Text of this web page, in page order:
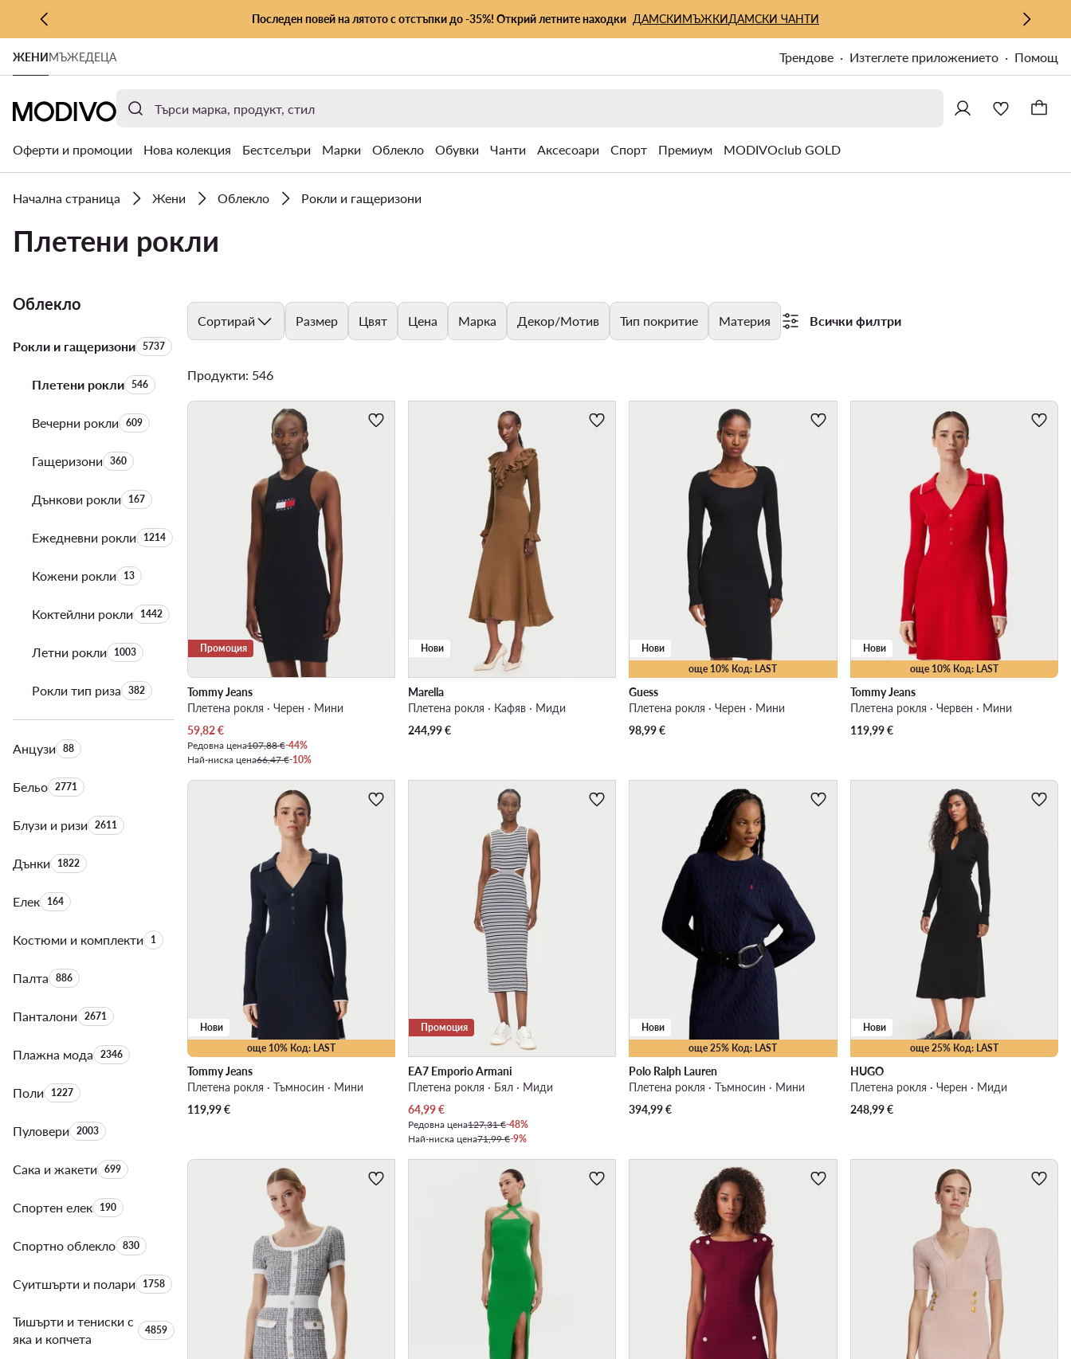
КЪМ ОСНОВНОТО СЪДЪРЖАНИЕ
КЪМ ТЪРСЕНЕ
Последен повей на лятото с отстъпки до -35%! Открий летните находки ДАМСКИМЪЖКИДАМСКИ ЧАНТИ
ЖЕНИМЪЖЕДЕЦА Трендове Изтеглете приложението Помощ
Оферти и промоции Нова колекция Бестселъри Марки Облекло Обувки Чанти Аксесоари Спорт Премиум MODIVOclub GOLD
Начална страница Жени Облекло Рокли и гащеризони
Плетени рокли
Облекло
Рокли и гащеризониБрой на продуктите:
5737
Плетени роклиБрой на продуктите:
546
Вечерни роклиБрой на продуктите:
609
ГащеризониБрой на продуктите:
360
Дънкови роклиБрой на продуктите:
167
Ежедневни роклиБрой на продуктите:
1214
Кожени роклиБрой на продуктите:
13
Коктейлни роклиБрой на продуктите:
1442
Летни роклиБрой на продуктите:
1003
Рокли тип ризаБрой на продуктите:
382
АнцузиБрой на продуктите:
88
БельоБрой на продуктите:
2771
Блузи и ризиБрой на продуктите:
2611
ДънкиБрой на продуктите:
1822
ЕлекБрой на продуктите:
164
Костюми и комплектиБрой на продуктите:
1
ПалтаБрой на продуктите:
886
ПанталониБрой на продуктите:
2671
Плажна модаБрой на продуктите:
2346
ПолиБрой на продуктите:
1227
ПуловериБрой на продуктите:
2003
Сака и жакетиБрой на продуктите:
699
Спортен елекБрой на продуктите:
190
Спортно облеклоБрой на продуктите:
830
Суитшърти и полариБрой на продуктите:
1758
Тишърти и тениски с
яка и копчета
Брой на продуктите:
4859
Сортирай Размер Цвят Цена Марка Декор/Мотив Тип покритие Материя Всички филтри
Продукти: 546
Промоция
Tommy Jeans
Плетена рокля · Черен · Мини
Актуална цена
59,82€
Редовна цена107,88 €-44%
Най-ниска цена66,47 €-10%
Нови
Marella
Плетена рокля · Кафяв · Миди
244,99€
още 10% Код: LAST
Нови
Guess
Плетена рокля · Черен · Мини
98,99€
още 10% Код: LAST
Нови
Tommy Jeans
Плетена рокля · Червен · Мини
119,99€
още 10% Код: LAST
Нови
Tommy Jeans
Плетена рокля · Тъмносин · Мини
119,99€
Промоция
EA7 Emporio Armani
Плетена рокля · Бял · Миди
Актуална цена
64,99€
Редовна цена127,31 €-48%
Най-ниска цена71,99 €-9%
още 25% Код: LAST
Нови
Polo Ralph Lauren
Плетена рокля · Тъмносин · Мини
394,99€
още 25% Код: LAST
Нови
HUGO
Плетена рокля · Черен · Миди
248,99€